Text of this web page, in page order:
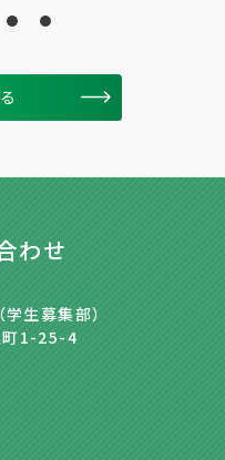
わせ
生募集部）
1-25-4